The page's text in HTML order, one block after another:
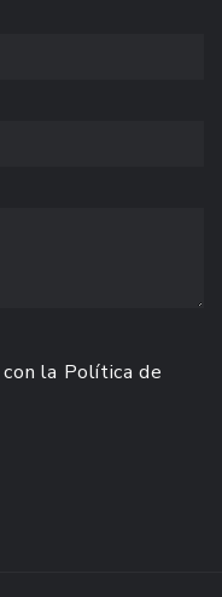
la Política de